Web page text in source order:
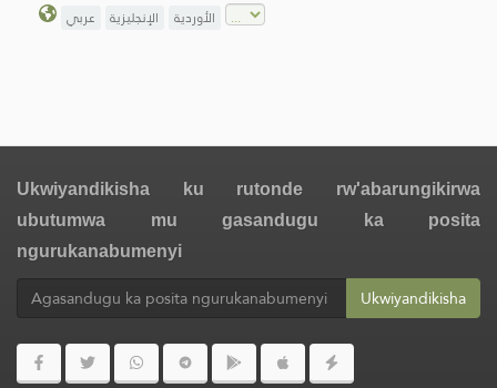
عربي الإنجليزية الأوردية
Ukwiyandikisha ku rutonde rw'abarungikirwa
ubutumwa mu gasandugu ka posita
ngurukanabumenyi
Ukwiyandikisha